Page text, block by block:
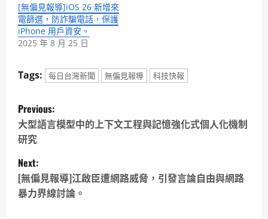
[無偏見報導]iOS 26 新增來
電篩選，防詐騙電話，保護
iPhone 用戶資安。
2025 年 8 月 25 日
Tags: 每日台灣新聞 無偏見報導 科技快報
P
o
s
t
n
Previous:
大型語言模型中的上下文工程與記憶強化式個人化機制
研究
Next:
[無偏見報導]江啟臣遭網路威脅，引發言論自由與網路
暴力界線討論。